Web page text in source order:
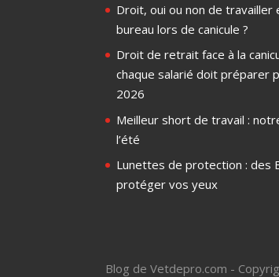
Droit, oui ou non de travailler
bureau lors de canicule ?
Droit de retrait face à la
chaque salarié doit préparer
2026
Meilleur short de travail :
l’été
Lunettes de protection : des
protéger vos yeux
Blog de Vetdepro.com -